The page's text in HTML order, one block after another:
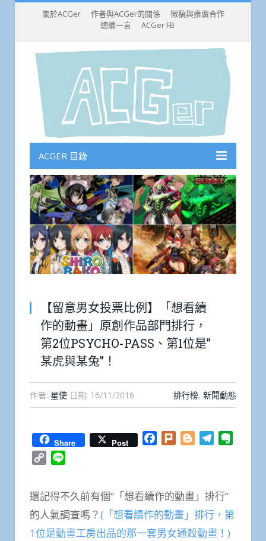
關於ACGer 作者與ACGer的關係
徵稿與推廣合作
總編一言
ACGer FB
ACGER 目錄
【留意男女投票比例】「想看續
作的動畫」原創作品部門排行，
第2位PSYCHO-PASS、第1位是”
某虎與某兔”！
作者: 星使 日期: 16/11/2016 排行榜, 新聞動態
Share Post Facebook
Plurk BloggerTelegram
Copy
還記得不久前有個”「想看續作的動畫」排行”
的人氣調查嗎？(「想看續作的動畫」排行，第
1位是動畫工房出品的那一套男女通殺動畫！)